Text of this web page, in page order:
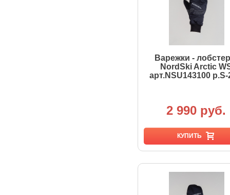
Варежки -
NordSki Arctic
арт.NSU143100 р.S-
2 990 руб.
КУПИТЬ